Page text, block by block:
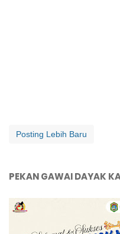
Posting Lebih Baru
PEKAN GAWAI DAYAK